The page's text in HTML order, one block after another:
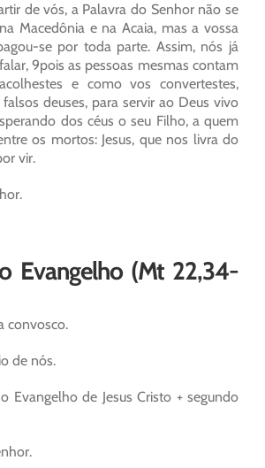
de vós, a Palavra do Senhor não se
Macedônia e na Acaia, mas a vossa
se por toda parte. Assim, nós já
9pois as pessoas mesmas contam
e como vos convertestes,
deuses, para servir ao Deus vivo
dos céus o seu Filho, a quem
os mortos: Jesus, que nos livra do
vir.
Evangelho (Mt 22,34-
convosco.
de nós.
Evangelho de Jesus Cristo + segundo